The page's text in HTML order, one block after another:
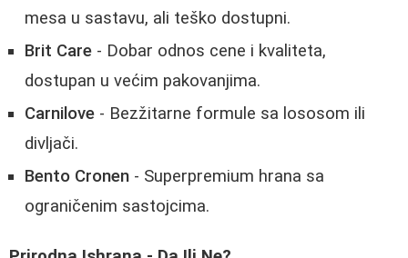
mesa u sastavu, ali teško dostupni.
Brit Care - Dobar odnos cene i kvaliteta,
dostupan u većim pakovanjima.
Carnilove - Bezžitarne formule sa lososom ili
divljači.
Bento Cronen - Superpremium hrana sa
ograničenim sastojcima.